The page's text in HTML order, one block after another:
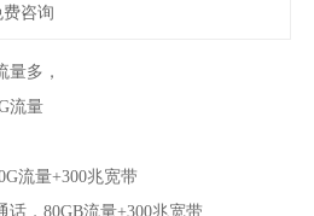
费咨询
量多，
流量
流量+300兆宽带
话，80GB流量+300兆宽带